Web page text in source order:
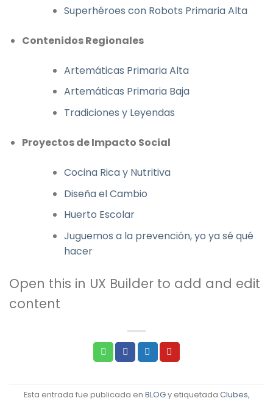
Superhéroes con Robots Primaria Alta
Contenidos Regionales
Artemáticas Primaria Alta
Artemáticas Primaria Baja
Tradiciones y Leyendas
Proyectos de Impacto Social
Cocina Rica y Nutritiva
Diseña el Cambio
Huerto Escolar
Juguemos a la prevención, yo ya sé qué
hacer
Open this in UX Builder to add and edit
content
Esta entrada fue publicada en BLOGy etiquetada Clubes,